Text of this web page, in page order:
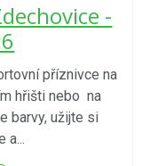
-
příznivce na
hřišti nebo na
barvy, užijte si
a...